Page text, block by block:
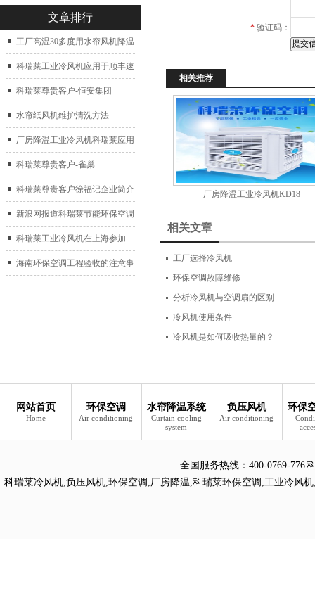
文章排行
工厂高温30多度用水帘风机降温
科瑞莱工业冷风机应用于顺丰速
运仓库通风降温
科瑞莱尊贵客户-恒安集团
水帘纸风机维护清洗方法
厂房降温工业冷风机科瑞莱应用
于广州制鞋厂
科瑞莱尊贵客户-雀巢
科瑞莱尊贵客户徐福记企业简介
新浪网报道科瑞莱节能环保空调
扇
科瑞莱工业冷风机在上海参加
2017中国制冷展
海南环保空调工程验收的注意事
* 验证码：
相关推荐
厂房降温工业冷风机KD18
相关文章
工厂选择冷风机
环保空调故障维修
分析冷风机与空调扇的区别
冷风机使用条件
冷风机是如何吸收热量的？
网站首页
Home
环保空调
Air conditioning
水帘降温系统
Curtain cooling
system
负压风机
Air conditioning
环保
全国服务热线： 400-0769-776
科瑞莱冷风机,负压风机,环保空调 ,厂房降温,科瑞莱环保空调 ,工业冷风机